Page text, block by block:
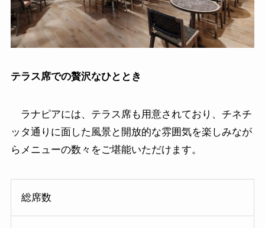
テラス席での贅沢なひととき
ラナピアには、テラス席も用意されており、チネチ
ッタ通りに面した風景と開放的な雰囲気を楽しみなが
らメニューの数々をご堪能いただけます。
総席数